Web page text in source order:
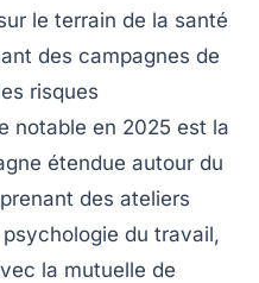
le terrain de la santé
des campagnes de
risques
notable en 2025 est la
étendue autour du
des ateliers
du travail,
la mutuelle de